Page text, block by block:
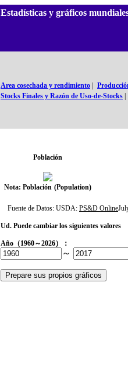
Estadísticas y gráficos
Area cosechada y rendimiento
Stocks Finales y Razón de Uso-de-Stocks
Población
Nota: Población (Population)
Fuente de Datos: USDA: PS&D Online
Ud. Puede cambiar los siguientes valores
Año（1960～2026）：
～